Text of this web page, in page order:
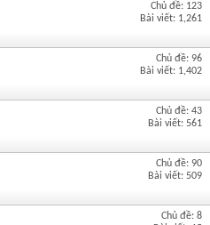
Chủ đề: 123
Bài viết: 1,261
Chủ đề: 96
Bài viết: 1,402
Chủ đề: 43
Bài viết: 561
Chủ đề: 90
Bài viết: 509
Chủ đề: 8